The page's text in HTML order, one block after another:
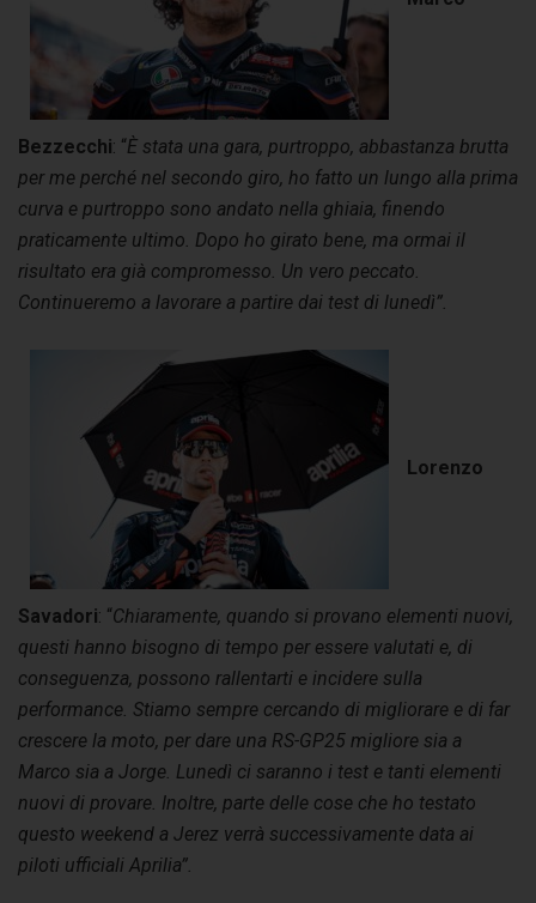
Bezzecchi: “È stata una gara, purtroppo, abbastanza brutta
per me perché nel secondo giro, ho fatto un lungo alla prima
curva e purtroppo sono andato nella ghiaia, finendo
praticamente ultimo. Dopo ho girato bene, ma ormai il
risultato era già compromesso. Un vero peccato.
Continueremo a lavorare a partire dai test di lunedì”.
Lorenzo
Savadori: “Chiaramente, quando si provano elementi nuovi,
questi hanno bisogno di tempo per essere valutati e, di
conseguenza, possono rallentarti e incidere sulla
performance. Stiamo sempre cercando di migliorare e di far
crescere la moto, per dare una RS-GP25 migliore sia a
Marco sia a Jorge. Lunedì ci saranno i test e tanti elementi
nuovi di provare. Inoltre, parte delle cose che ho testato
questo weekend a Jerez verrà successivamente data ai
piloti ufficiali Aprilia”.